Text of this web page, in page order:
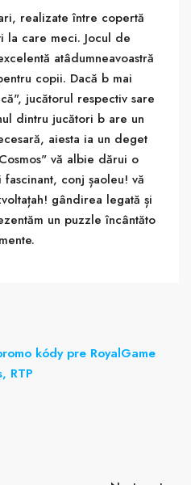
realizate între copertă
la care meci. Jocul de
atâdumneavoastră
copii. Dacă b mai
jucătorul respectiv sare
dintru jucători b are un
aiesta ia un deget
vă albie dărui o
conj șaoleu! vă
gândirea legată și
un puzzle încântăto
kódy pre RoyalGame
RTP